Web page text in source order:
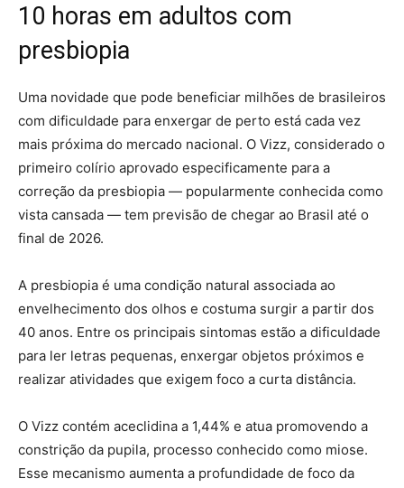
10 horas em adultos com
presbiopia
Uma novidade que pode beneficiar milhões de brasileiros
com dificuldade para enxergar de perto está cada vez
mais próxima do mercado nacional. O Vizz, considerado o
primeiro colírio aprovado especificamente para a
correção da presbiopia — popularmente conhecida como
vista cansada — tem previsão de chegar ao Brasil até o
final de 2026.
A presbiopia é uma condição natural associada ao
envelhecimento dos olhos e costuma surgir a partir dos
40 anos. Entre os principais sintomas estão a dificuldade
para ler letras pequenas, enxergar objetos próximos e
realizar atividades que exigem foco a curta distância.
O Vizz contém aceclidina a 1,44% e atua promovendo a
constrição da pupila, processo conhecido como miose.
Esse mecanismo aumenta a profundidade de foco da